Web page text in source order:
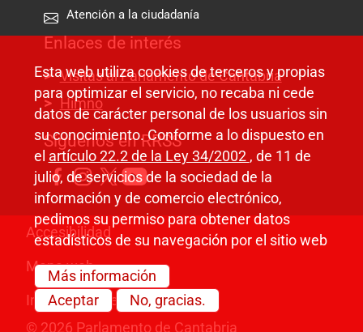
Atención a la ciudadanía
Enlaces de interés
Visitas al Parlamento de Cantabria
Himno
Síguenos en RRSS
Pie de página
Accesibilidad
Mapa web
Información legal
© 2026 Parlamento de Cantabria
Esta web utiliza cookies de terceros y propias
para optimizar el servicio, no recaba ni cede
datos de carácter personal de los usuarios sin
su conocimiento. Conforme a lo dispuesto en
el artículo 22.2 de la Ley 34/2002 , de 11 de
julio, de servicios de la sociedad de la
información y de comercio electrónico,
pedimos su permiso para obtener datos
estadísticos de su navegación por el sitio web
Más información
Aceptar
No, gracias.